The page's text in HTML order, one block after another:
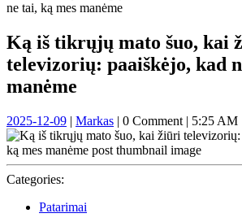
Button
ne tai, ką mes manėme
Ką iš tikrųjų mato šuo, kai
televizorių: paaiškėjo, kad
manėme
2025-12-092025-
12-
09
| MarkasMarkas
| 0 Comment | 5:25 AM
Categories:
Patarimai